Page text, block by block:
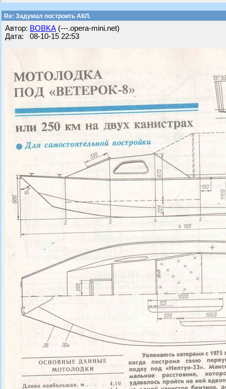
Re: Задумал построить АКЛ.
Автор: BOBKA (---.opera-mini.net)
Дата: 08-10-15 22:53